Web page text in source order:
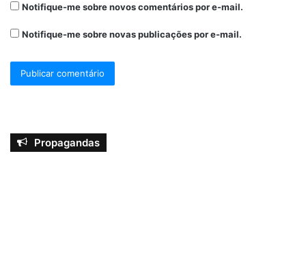
Notifique-me sobre novos comentários por e-mail.
Notifique-me sobre novas publicações por e-mail.
Propagandas